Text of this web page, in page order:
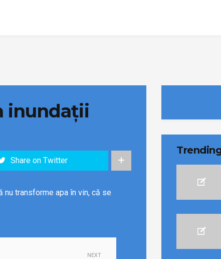
inundații
Share on Twitter
transforme apa în vin, că se
NEXT